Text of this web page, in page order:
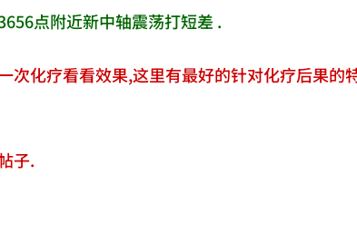
点附近新中轴震荡打短差 .
次化疗看看效果,这里有最好的针对化疗后果
子.